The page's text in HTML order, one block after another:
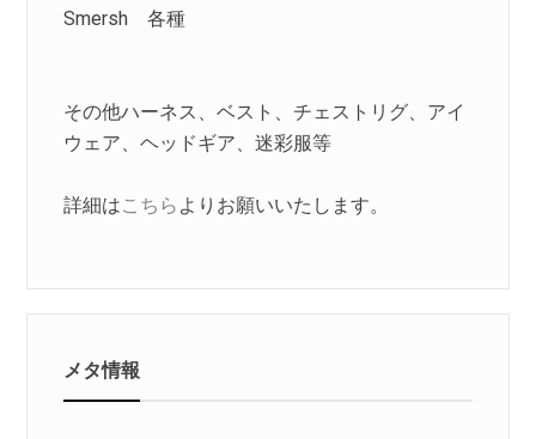
Smersh 各種
その他ハーネス、ベスト、チェストリグ、アイ
ウェア、ヘッドギア、迷彩服等
詳細はこちら よりお願いいたします。
メタ情報